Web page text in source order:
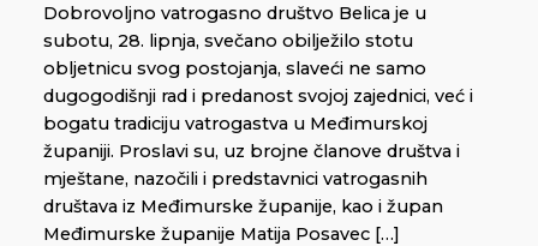
Dobrovoljno vatrogasno društvo Belica je u
subotu, 28. lipnja, svečano obilježilo stotu
obljetnicu svog postojanja, slaveći ne samo
dugogodišnji rad i predanost svojoj zajednici, već i
bogatu tradiciju vatrogastva u Međimurskoj
županiji. Proslavi su, uz brojne članove društva i
mještane, nazočili i predstavnici vatrogasnih
društava iz Međimurske županije, kao i župan
Međimurske županije Matija Posavec […]